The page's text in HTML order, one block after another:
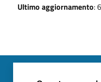
Ultimo aggiornamento: